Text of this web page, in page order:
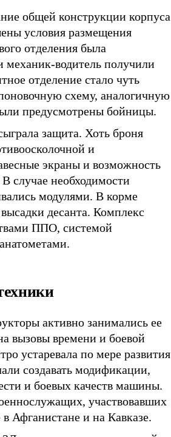
общей конструкции корпуса
условия размещения
отделения была
механик-водитель получили
отделение стало чуть
схему, аналогичную
предусмотрены бойницы.
защита. Хоть броня
и
экраны и возможность
случае необходимости
модулями. В корме
десанта. Комплекс
ППО, системой
активно занимались ее
вызовы времени и боевой
устаревала по мере развития
создавать модификации,
и боевых качеств машины.
участвовавших
Афганистане и на Кавказе.